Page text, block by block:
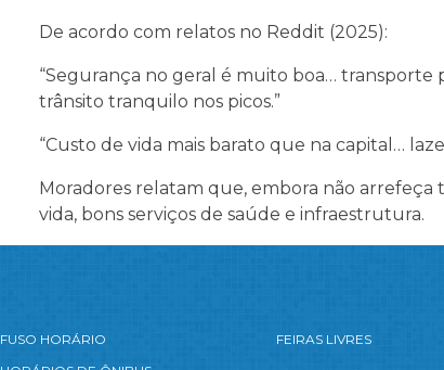
De acordo com relatos no Reddit (2025):
“Segurança no geral é muito boa…
trânsito tranquilo nos picos.”
“Custo de vida mais barato que na capital…
Moradores relatam que, embora não
vida, bons serviços de saúde e infraestrutura.
FUSO HORÁRIO
FEIRAS LIVRES